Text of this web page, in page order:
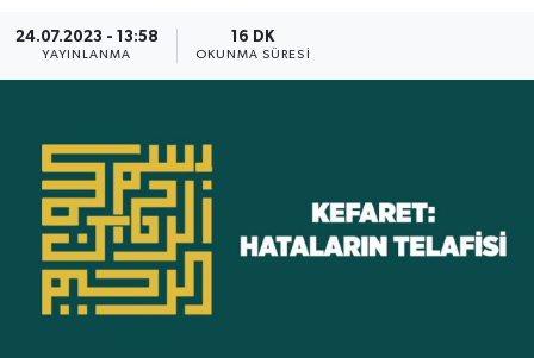
24.07.2023 - 13:58
YAYINLANMA
16 DK
OKUNMA SÜRESI
Amasya Müftülüğü
Antalya Müftülüğü
Ardahan Müftülüğü
Artvin Müftülüğü
Diyanet Takvimi
Hadislerle İslam
Kudüs
Kurban
DİYANET eKİTAP
TDV
Hutbeler
DİYANET AKADEMİ
Tüm Manşetler
Haber Arşivi